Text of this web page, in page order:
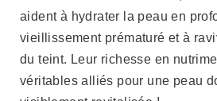
aident à hydrater la peau en
vieillissement prématuré et à
du teint. Leur richesse en
véritables alliés pour une peau